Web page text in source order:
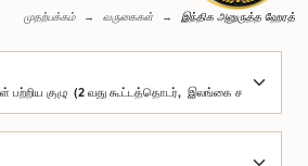
முதற்பக்கம் வருகைகள் இந்திக அனுருத்த ஹேரத்